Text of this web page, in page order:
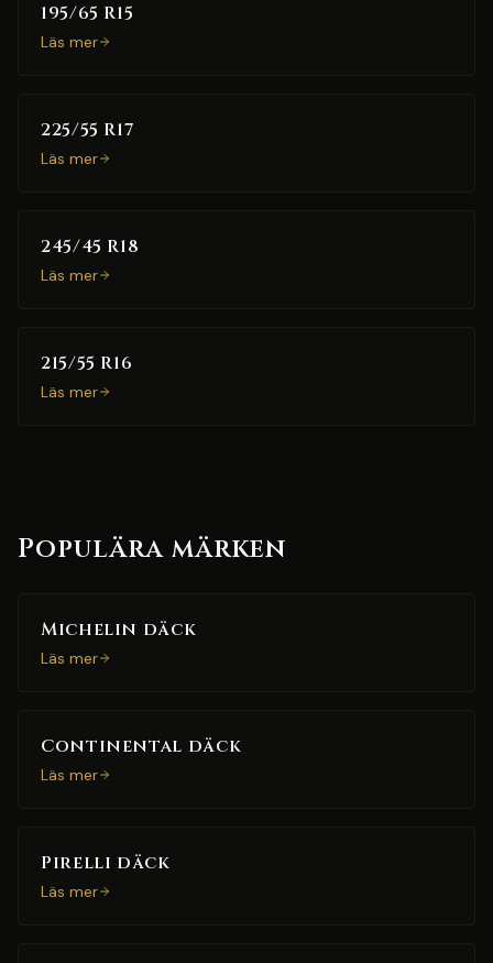
195/65 R15
Läs mer
225/55 R17
Läs mer
245/45 R18
Läs mer
215/55 R16
Läs mer
Populära märken
Michelin däck
Läs mer
Continental däck
Läs mer
Pirelli däck
Läs mer